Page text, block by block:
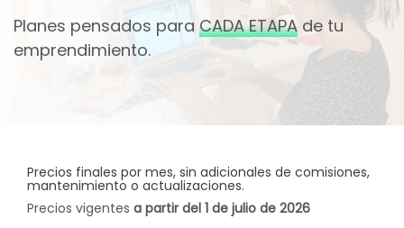
Planes pensados para CADA ETAPA de tu
emprendimiento.
Precios finales por mes, sin adicionales de comisiones,
mantenimiento o actualizaciones.
Precios vigentes a partir del 1 de julio de 2026